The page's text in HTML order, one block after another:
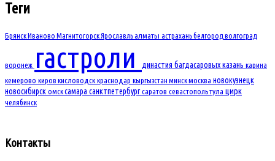
Теги
БрянскИваново МагнитогорскЯрославльалматы астраханьбелгород волгоград
воронеж гастроли династия багдасаровыхказань карина
кемерово киров кисловодск краснодар кыргызстан минскмосква новокузнецк
новосибирск омсксамара санктпетербургсаратов севастопольтула цирк
челябинск
Контакты